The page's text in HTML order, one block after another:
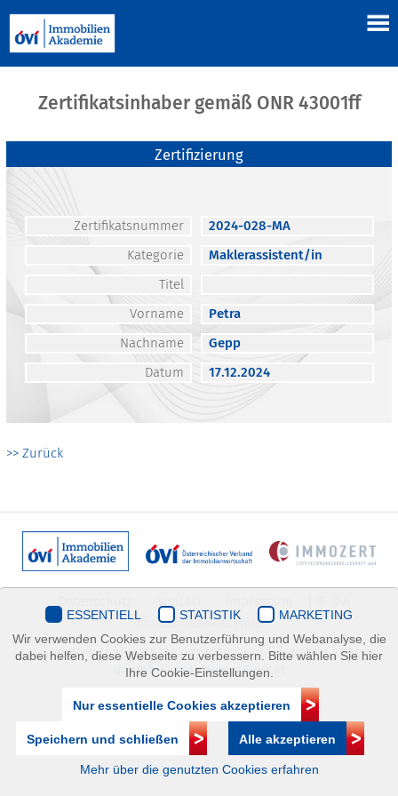
Zertifikatsinhaber gemäß ONR 43001ff
Zertifizierung
Zertifikatsnummer
2024-028-MA
Kategorie
Maklerassistent/in
Titel
Vorname
Petra
Nachname
Gepp
Datum
17.12.2024
>> Zurück
Immobilienakademie
Mariahilfer Straße 116/2.OG/2 1070 Wien | +43(1)505 32 50 |
immobilienakademie@ovi.at
ESSENTIELL STATISTIK
MARKETING
Wir verwenden Cookies zur Benutzerführung und Webanalyse, die
dabei helfen, diese Webseite zu verbessern. Bitte wählen Sie hier
Ihre Cookie-Einstellungen.
Nur essentielle Cookies akzeptieren
Speichern und schließen Alle akzeptieren
Mehr über die genutzten Cookies erfahren